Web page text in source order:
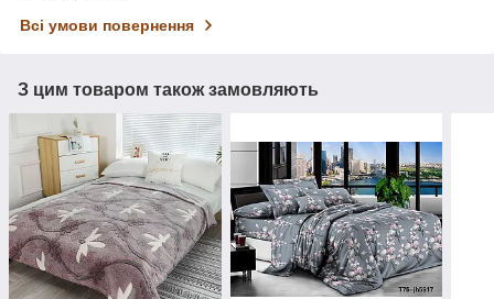
Всі умови повернення
З цим товаром також замовляють